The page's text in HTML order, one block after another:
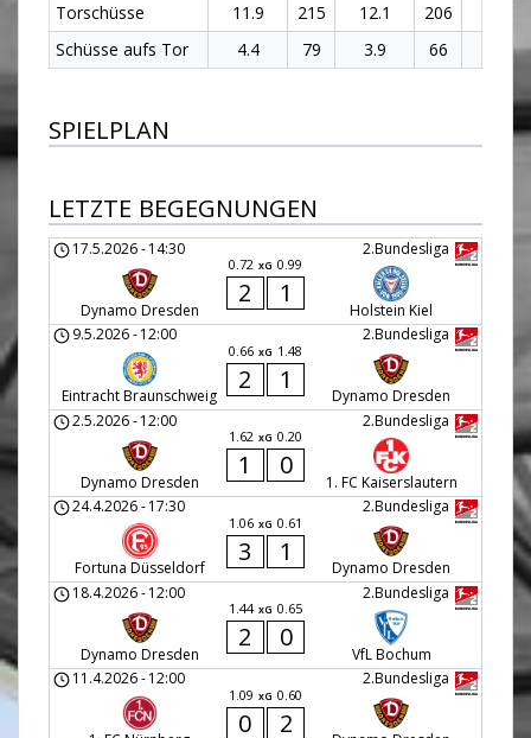
Torschüsse
11.9 215 12.1 206
Schüsse aufs Tor
4.4 79 3.9 66
SPIELPLAN
LETZTE BEGEGNUNGEN
2.Bundesliga
17.5.2026-14:30
Dynamo Dresden
0.72 xG 0.99
2 1
Holstein Kiel
2.Bundesliga
9.5.2026-12:00
Eintracht Braunschweig
0.66 xG 1.48
2 1
Dynamo Dresden
2.Bundesliga
2.5.2026-12:00
Dynamo Dresden
1.62 xG 0.20
1 0
1. FC Kaiserslautern
2.Bundesliga
24.4.2026-17:30
Fortuna Düsseldorf
1.06 xG 0.61
3 1
Dynamo Dresden
2.Bundesliga
18.4.2026-12:00
Dynamo Dresden
1.44 xG 0.65
2 0
VfL Bochum
2.Bundesliga
11.4.2026-12:00
1.09 xG 0.60
0 2